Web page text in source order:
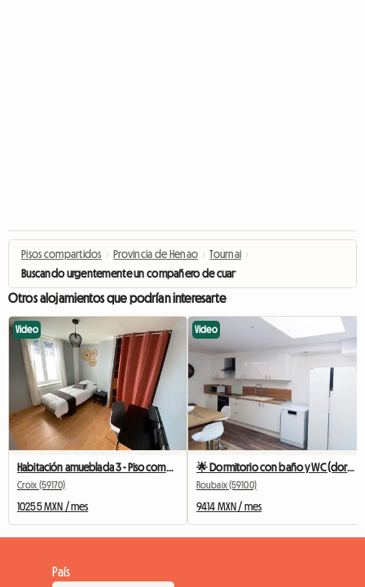
Pisos compartidos › Provincia de Henao › Tournai ›
Buscando urgentemente un compañero de cuarto
Otros alojamientos que podrían interesarte
Video
Habitación amueblada 3 - Piso compartido de Fresnoy
Croix (59170)
10255 MXN / mes
Video
🌟 Dormitorio con baño y WC (dormitorio 3)🌟
Roubaix (59100)
9414 MXN / mes
País